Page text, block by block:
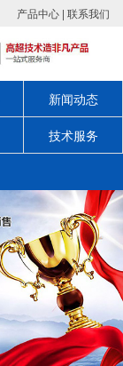
产品中心 | 联系我们
新闻动态
技术服务